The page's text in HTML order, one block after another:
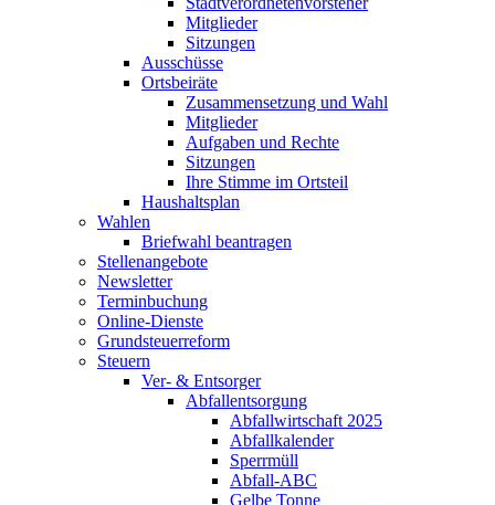
Mitglieder
Sitzungen
Ausschüsse
Ortsbeiräte
Zusammensetzung und Wahl
Mitglieder
Aufgaben und Rechte
Sitzungen
Ihre Stimme im Ortsteil
Haushaltsplan
Wahlen
Briefwahl beantragen
Stellenangebote
Newsletter
Terminbuchung
Online-Dienste
Grundsteuerreform
Steuern
Ver- & Entsorger
Abfallentsorgung
Abfallwirtschaft 2025
Abfallkalender
Sperrmüll
Abfall-ABC
Gelbe Tonne